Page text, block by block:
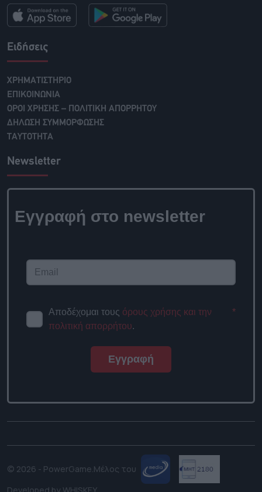
Ειδήσεις
ΧΡΗΜΑΤΙΣΤΗΡΙΟ
ΕΠΙΚΟΙΝΩΝΙΑ
ΟΡΟΙ ΧΡΗΣΗΣ – ΠΟΛΙΤΙΚΗ ΑΠΟΡΡΗΤΟΥ
ΔΗΛΩΣΗ ΣΥΜΜΟΡΦΩΣΗΣ
ΤΑΥΤΟΤΗΤΑ
Newsletter
Εγγραφή στο newsletter
Αποδέχομαι τους όρους χρήσης και την
πολιτική απορρήτου.
*
Εγγραφή
© 2026 - PowerGame.Μέλος του